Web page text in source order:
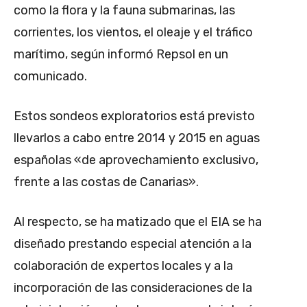
como la flora y la fauna submarinas, las
corrientes, los vientos, el oleaje y el tráfico
marítimo, según informó Repsol en un
comunicado.
Estos sondeos exploratorios está previsto
llevarlos a cabo entre 2014 y 2015 en aguas
españolas «de aprovechamiento exclusivo,
frente a las costas de Canarias».
Al respecto, se ha matizado que el EIA se ha
diseñado prestando especial atención a la
colaboración de expertos locales y a la
incorporación de las consideraciones de la